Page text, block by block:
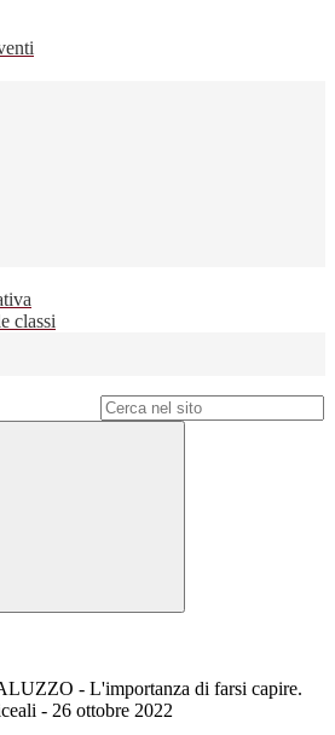
classi
- L'importanza di farsi capire.
- 26 ottobre 2022